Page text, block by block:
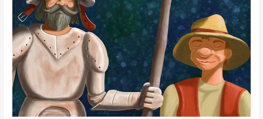
vistos
por
una
nutricionista